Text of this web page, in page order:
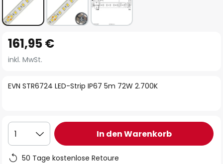
Anfang
der
springen
EVN STR6724 LED-Strip IP67 5m 72W 2.700K
161,95 €
inkl. MwSt.
1 In den Warenkorb
50 Tage kostenlose Retoure